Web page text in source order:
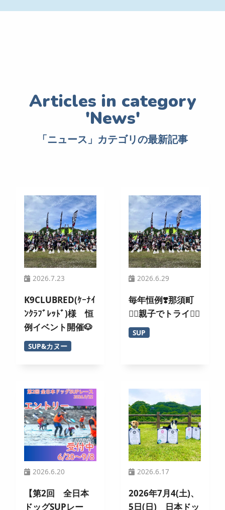
「ニュース」カテゴリの最新記事
2026.7.23
K9CLUBRED(ｹｰﾅｲ
ﾝｸﾗﾌﾞﾚｯﾄﾞ)様 恒
例イベント開催🐶
SUP&カヌー
2026.6.29
毎年恒例❣️那須町
🏄‍♀️親子でトライ🚣‍♂️
SUP
2026.6.20
【第2回 全日本
ドッグSUPレー
2026.6.17
2026年7月4(土)、
5日(日) 日本ドッ